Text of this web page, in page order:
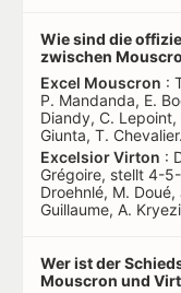
Wie sind die
zwischen
Excel Mouscron :
P. Mandanda, E.
Diandy, C. Lepoint,
Giunta, T. Chevalier.
Excelsior Virton :
Grégoire, stellt 4-
Droehnlé, M.
Guillaume, A.
Wer ist der
Mouscron und